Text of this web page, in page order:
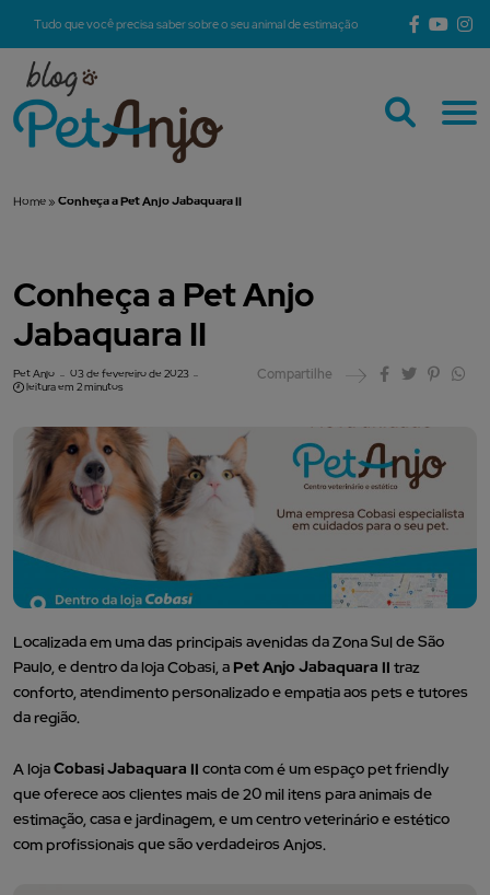
Tudo que você precisa saber sobre o seu animal de estimação
Home » Conheça a Pet Anjo Jabaquara II
Conheça a Pet Anjo
Jabaquara II
Pet Anjo
03 de fevereiro de 2023
leitura em 2 minutos
Compartilhe
Localizada em uma das principais avenidas da Zona Sul de São
Paulo, e dentro da loja Cobasi, a Pet Anjo Jabaquara II traz
conforto, atendimento personalizado e empatia aos pets e tutores
da região.
A lojaCobasi Jabaquara II conta com é um espaço pet friendly
que oferece aos clientes mais de 20 mil itens para animais de
estimação, casa e jardinagem, e um centro veterinário e estético
com profissionais que são verdadeiros Anjos.